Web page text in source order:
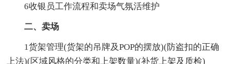
6收银员工作流程和卖场气氛活维护
二、卖场
1货架管理(货架的吊牌及POP的摆放)(防盗扣的正确
上法)(区域风格的分类和上架数量)(补货上架及质检)